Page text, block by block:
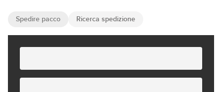
Spedire pacco Ricerca spedizione